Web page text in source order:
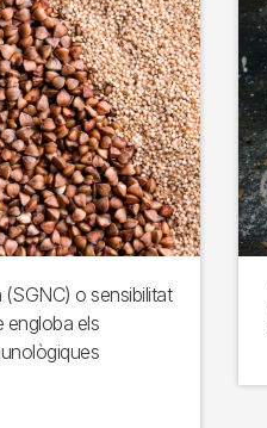
o sensibilitat
engloba els